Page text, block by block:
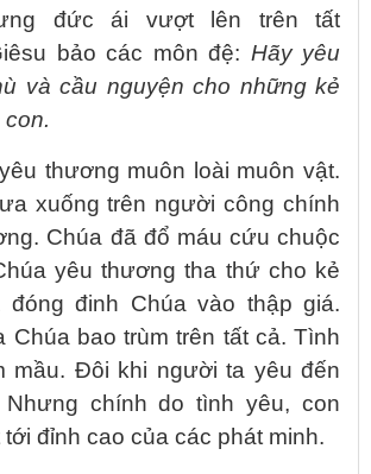
đức ái vượt lên trên tất
bảo các môn đệ: Hãy yêu
và cầu nguyện cho những kẻ
thương muôn loài muôn vật.
xuống trên người công chính
Chúa đã đổ máu cứu chuộc
yêu thương tha thứ cho kẻ
đóng đinh Chúa vào thập giá.
Chúa bao trùm trên tất cả. Tình
mầu. Đôi khi người ta yêu đến
Nhưng chính do tình yêu, con
đỉnh cao của các phát minh.